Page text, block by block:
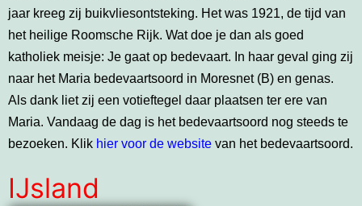
jaar kreeg zij buikvliesontsteking. Het was 1921, de tijd van
het heilige Roomsche Rijk. Wat doe je dan als goed
katholiek meisje: Je gaat op bedevaart. In haar geval ging zij
naar het Maria bedevaartsoord in Moresnet (B) en genas.
Als dank liet zij een votieftegel daar plaatsen ter ere van
Maria. Vandaag de dag is het bedevaartsoord nog steeds te
bezoeken. Klik hier voor de website van het bedevaartsoord.
IJsland